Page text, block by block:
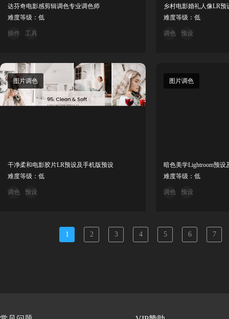
达芬奇电影感剪辑调色专业调色师
难度等级：低
插件 工具
乡村电影婚礼人像LR预
难度等级：低
调色 预设
图片调色
干净柔和电影胶片LR预设及手机版预设
难度等级：低
调色 预设
图片调色
暗色美学Lightroom预设
难度等级：低
调色 预设
1 2 3 4 5 6 7